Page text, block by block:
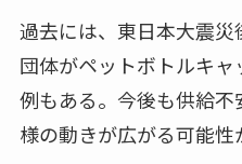
過去には、東日本大震
団体がペットボトルキ
例もある。今後も供給
様の動きが広がる可能性